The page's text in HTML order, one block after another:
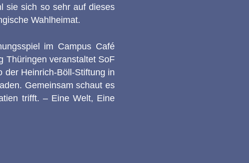
sie sich so sehr auf dieses
Wahlheimat.
im Campus Café
Thüringen veranstaltet SoF
der Heinrich-Böll-Stiftung in
Gemeinsam schaut es
trifft. – Eine Welt, Eine